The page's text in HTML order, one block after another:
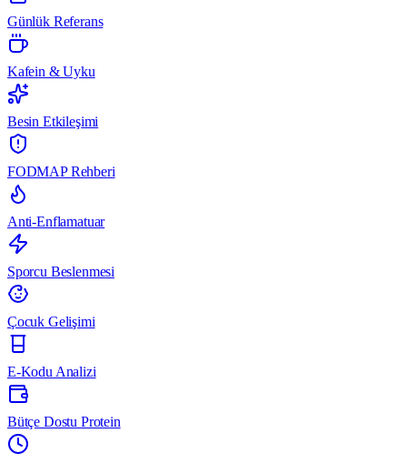
Günlük Referans
Kafein & Uyku
Besin Etkileşimi
FODMAP Rehberi
Anti-Enflamatuar
Sporcu Beslenmesi
Çocuk Gelişimi
E-Kodu Analizi
Bütçe Dostu Protein